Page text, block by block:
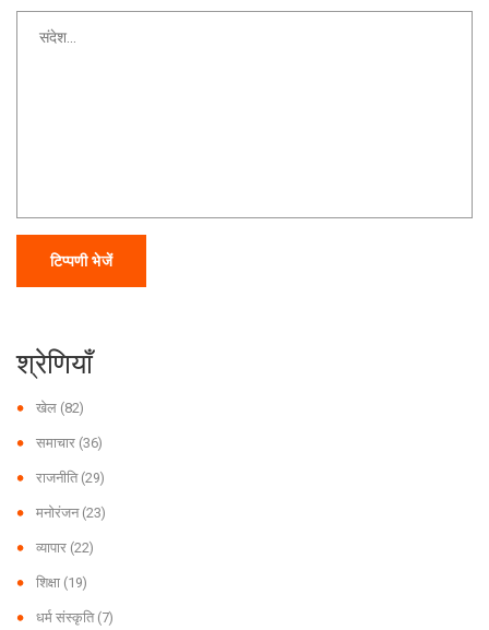
टिप्पणी भेजें
श्रेणियाँ
खेल (82)
समाचार (36)
राजनीति (29)
मनोरंजन (23)
व्यापार (22)
शिक्षा (19)
धर्म संस्कृति (7)